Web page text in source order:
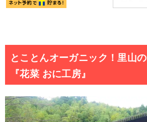
とことんオーガニック！里山
『花菜 おに工房』